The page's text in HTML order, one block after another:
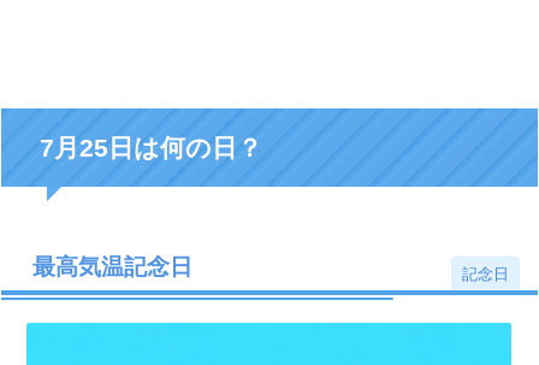
7月25日は何の日？
最高気温記念日 記念日